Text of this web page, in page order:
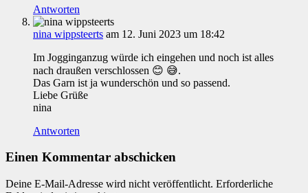
Antworten
nina wippsteerts am 12. Juni 2023 um 18:42
Im Jogginganzug würde ich eingehen und noch ist alles
nach draußen verschlossen 😊 😅.
Das Garn ist ja wunderschön und so passend.
Liebe Grüße
nina
Antworten
Einen Kommentar abschicken
Deine E-Mail-Adresse wird nicht veröffentlicht. Erforderliche